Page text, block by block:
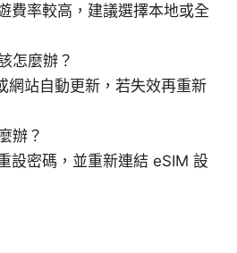
費率較高，建議選擇本地或全
怎麼辦？
網站自動更新，若失效再重新
辦？
設密碼，並重新連結 eSIM 設